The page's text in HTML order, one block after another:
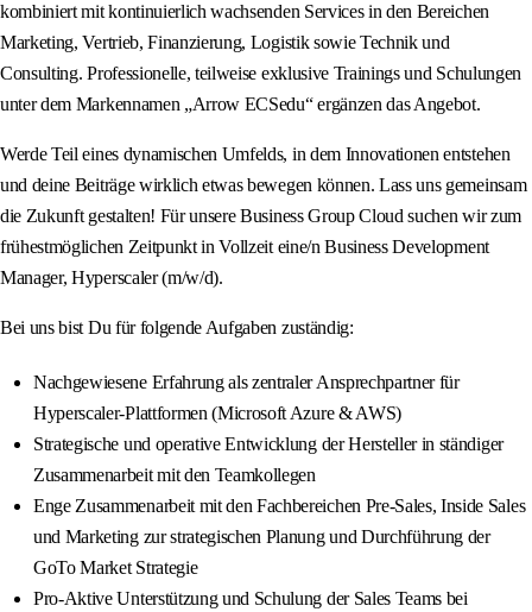
kombiniert mit kontinuierlich wachsenden Services in den Bereichen
Marketing, Vertrieb, Finanzierung, Logistik sowie Technik und
Consulting. Professionelle, teilweise exklusive Trainings und Schulungen
unter dem Markennamen „Arrow ECSedu“ ergänzen das Angebot.
Werde Teil eines dynamischen Umfelds, in dem Innovationen entstehen
und deine Beiträge wirklich etwas bewegen können. Lass uns gemeinsam
die Zukunft gestalten! Für unsere Business Group Cloud suchen wir zum
frühestmöglichen Zeitpunkt in Vollzeit eine/n Business Development
Manager, Hyperscaler (m/w/d).
Bei uns bist Du für folgende Aufgaben zuständig:
Nachgewiesene Erfahrung als zentraler Ansprechpartner für
Hyperscaler-Plattformen (Microsoft Azure & AWS)
Strategische und operative Entwicklung der Hersteller in ständiger
Zusammenarbeit mit den Teamkollegen
Enge Zusammenarbeit mit den Fachbereichen Pre-Sales, Inside Sales
und Marketing zur strategischen Planung und Durchführung der
GoTo Market Strategie
Pro-Aktive Unterstützung und Schulung der Sales Teams bei